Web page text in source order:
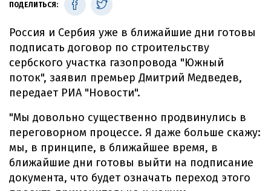
ПОДЕЛИТЬСЯ:
Россия и Сербия уже в ближайшие дни готовы
подписать договор по строительству
сербского участка газопровода "Южный
поток", заявил премьер Дмитрий Медведев,
передает РИА "Новости".
"Мы довольно существенно продвинулись в
переговорном процессе. Я даже больше скажу:
мы, в принципе, в ближайшее время, в
ближайшие дни готовы выйти на подписание
документа, что будет означать переход этого